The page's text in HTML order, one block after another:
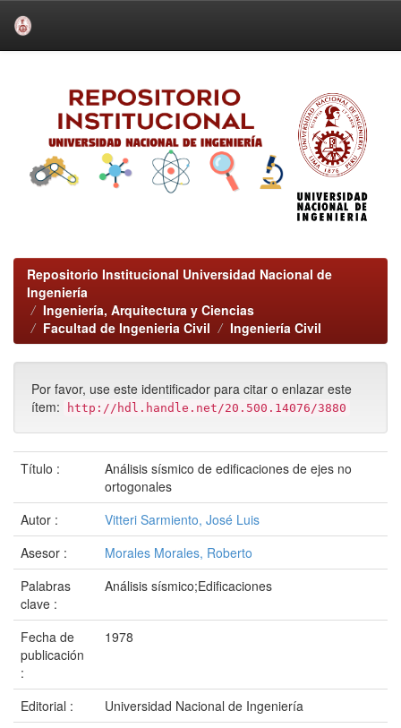
Repositorio Institucional Universidad Nacional de
Ingeniería
Ingeniería, Arquitectura y Ciencias
Facultad de Ingenieria Civil
Ingeniería Civil
Por favor, use este identificador para citar o enlazar este
ítem:
http://hdl.handle.net/20.500.14076/3880
Título :
Análisis sísmico de edificaciones de ejes no
ortogonales
Autor :
Vitteri Sarmiento, José Luis
Asesor :
Morales Morales, Roberto
Palabras
clave :
Análisis sísmico;Edificaciones
Fecha de
publicación
:
1978
Editorial :
Universidad Nacional de Ingeniería